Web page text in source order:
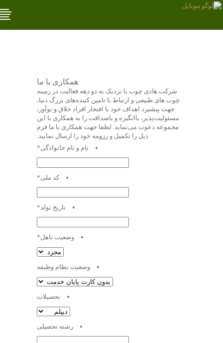
همکاری با ما
شرکت هادی چوب با نزدیک به دو دهه فعالیت در زمینه
چوب های طبیعی و ارتباط با تامین کننده‌های بزرگ دنیا،
جهت پیشبرد اهداف خود با افتخار افراد خلاق و نوآور،
مسئولیت‌پذیر، با‌انگیزه و با‌صداقت را به همکاری با این
مجموعه دعوت می‌نماید. لطفا جهت همکاری با ما فرم
ذیل را تکمیل و رزومه خود را ارسال نمایید.
نام و نام خانوادگی*
کد ملی*
تاریخ تولد*
Format: وضعیت تاهل*
وضعیت نظام وظیفه
تحصیلات
رشته تحصیلی